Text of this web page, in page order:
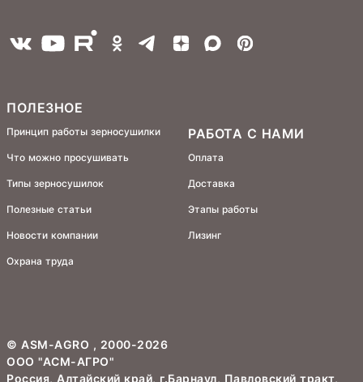
ПОЛЕЗНОЕ
Принцип работы зерносушилки
Что можно просушивать
Типы зерносушилок
Полезные статьи
Новости компании
Охрана труда
РАБОТА С НАМИ
Оплата
Доставка
Этапы работы
Лизинг
© ASM-AGRO , 2000-2026
ООО "АСМ-АГРО"
Россия, Алтайский край, г.Барнаул, Павловский тракт,